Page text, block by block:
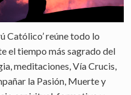
Católico’ reúne todo lo
el tiempo más sagrado del
meditaciones, Vía Crucis,
la Pasión, Muerte y